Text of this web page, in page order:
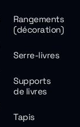
Rangements
(décoration)
Serre-livres
Supports
de livres
Tapis